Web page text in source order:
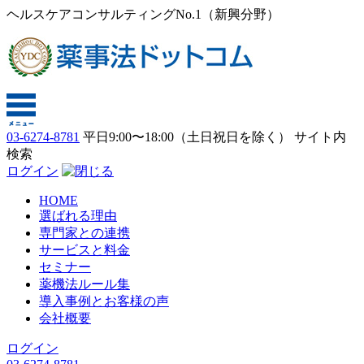
ヘルスケアコンサルティングNo.1（新興分野）
03-6274-8781 平日9:00〜18:00（土日祝日を除く）
サイト内
検索
ログイン
HOME
選ばれる理由
専門家との連携
サービスと料金
セミナー
薬機法ルール集
導入事例とお客様の声
会社概要
ログイン